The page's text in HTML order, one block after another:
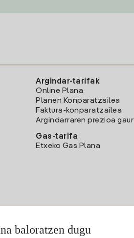
Argindar-tarifak
Online Plana
Planen Konparatzailea
Faktura-konparatzailea
Argindarraren prezioa gaur
Gas-tarifa
Etxeko Gas Plana
baloratzen dugu